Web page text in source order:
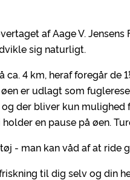
af Aage V.
sig naturligt.
4 km, heraf foregår de
øen er udlagt som
der bliver kun mulighed
en pause på øen.
- man kan våd af at ride
til dig selv og din